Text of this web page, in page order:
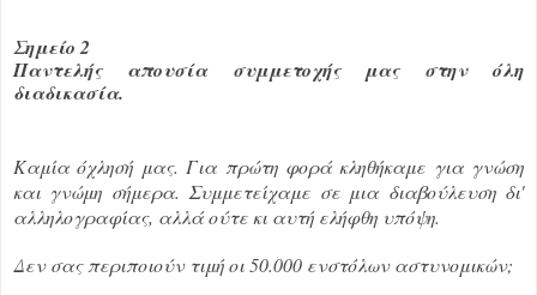
Σημείο 2
Παντελής απουσία συμμετοχής μας στην όλη
διαδικασία.
Καμία όχλησή μας. Για πρώτη φορά κληθήκαμε για γνώση
και γνώμη σήμερα. Συμμετείχαμε σε μια διαβούλευση δι'
αλληλογραφίας, αλλά ούτε κι αυτή ελήφθη υπόψη.
Δεν σας περιποιούν τιμή οι 50.000 ενστόλων αστυνομικών;